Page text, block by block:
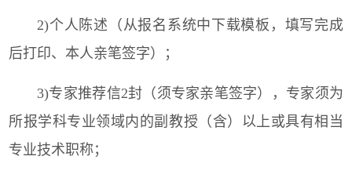
2)个人陈述（从报名系统中下载模板，填写完成
后打印、本人亲笔签字）；
3)专家推荐信2封（须专家亲笔签字），专家须为
所报学科专业领域内的副教授（含）以上或具有相当
专业技术职称；